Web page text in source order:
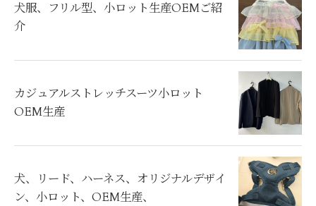
犬服、フリル型、小ロット生産OEMご紹
介
カジュアルストレッチスーツ小ロット
OEM生産
犬、リード、ハーネス、オリジナルデザイ
ン、小ロット、OEM生産、